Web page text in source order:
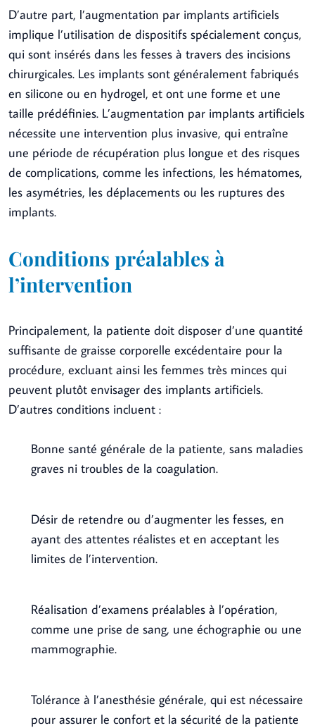
D’autre part, l’augmentation par implants artificiels
implique l’utilisation de dispositifs spécialement conçus,
qui sont insérés dans les fesses à travers des incisions
chirurgicales. Les implants sont généralement fabriqués
en silicone ou en hydrogel, et ont une forme et une
taille prédéfinies. L’augmentation par implants artificiels
nécessite une intervention plus invasive, qui entraîne
une période de récupération plus longue et des risques
de complications, comme les infections, les hématomes,
les asymétries, les déplacements ou les ruptures des
implants.
Conditions préalables à
l’intervention
Principalement, la patiente doit disposer d’une quantité
suffisante de graisse corporelle excédentaire pour la
procédure, excluant ainsi les femmes très minces qui
peuvent plutôt envisager des implants artificiels.
D’autres conditions incluent :
Bonne santé générale de la patiente, sans maladies
graves ni troubles de la coagulation.
Désir de retendre ou d’augmenter les fesses, en
ayant des attentes réalistes et en acceptant les
limites de l’intervention.
Réalisation d’examens préalables à l’opération,
comme une prise de sang, une échographie ou une
mammographie.
Tolérance à l’anesthésie générale, qui est nécessaire
pour assurer le confort et la sécurité de la patiente